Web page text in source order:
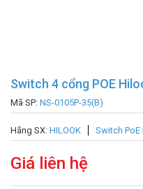
Switch 4 cổng POE
Mã SP: NS-0105P-35(B)
Hãng SX: HILOOK Switch PoE
Giá liên hệ